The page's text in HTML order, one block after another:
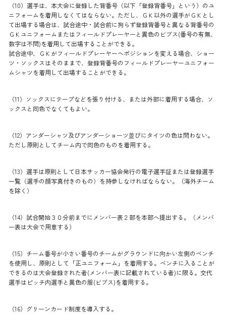
（10）選手は、本大会に登録した背番号（以下「登録背番号」という）のユ
ニフォームを着用しなくてはならない。ただし、ＧＫ以外の選手がＧＫとし
て出場する場合は、試合途中・試合前に拘らず登録背番号と異なる背番号の
ＧＫユニフォームまたはフィールドプレーヤーと異色のビブス(番号の有無、
数字は不問)を着用して出場することができる。
試合途中、ＧＫがフィールドプレーヤーへポジションを変える場合、ショー
ツ・ソックスはそのままで、登録背番号のフィールドプレーヤーユニフォー
ムシャツを着用して出場することができる。
（11）ソックスにテープなどを張り付ける、または外部に着用する場合、ソ
ックスと同色でなくてもよい。
（12）アンダーシャツ及びアンダーショーツ並びにタイツの色は問わない。
ただし原則としてチーム内で同色のものを着用する。
（13）選手は原則として日本サッカー協会発行の電子選手証または登録選手
一覧（選手の顔写真付きのもの）を持参しなければならない。（海外チーム
を除く）
（14）試合開始３０分前までにメンバー表２部を本部へ提出する。（メンバ
ー表は大会で用意する）
（15）チーム番号が小さい番号のチームがグラウンドに向かい左側のベンチ
を使用し、原則として「正ユニフォーム」を着用する。ベンチに入ることが
できるのは大会登録された者(メンバー表に記載されている者)に限る。交代
選手はピッチ内選手と異色の服(ビブス)を着用する。
（16）グリーンカード制度を導入する。